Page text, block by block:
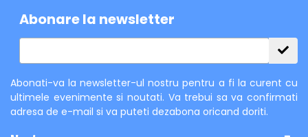
Abonare la newsletter
Abonati-va la newsletter-ul nostru pentru a fi la curent cu
ultimele evenimente si noutati. Va trebui sa va confirmati
adresa de e-mail si va puteti dezabona oricand doriti.